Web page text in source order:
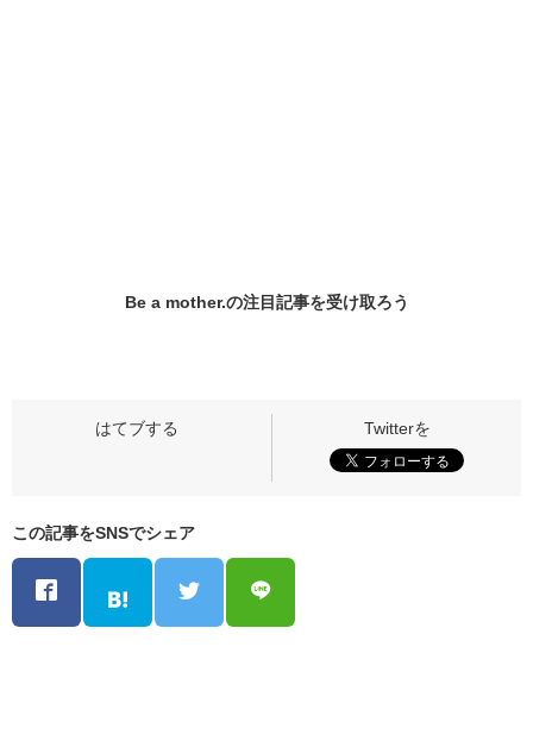
Be a mother.の注目記事を受け取ろう
この記事をSNSでシェア